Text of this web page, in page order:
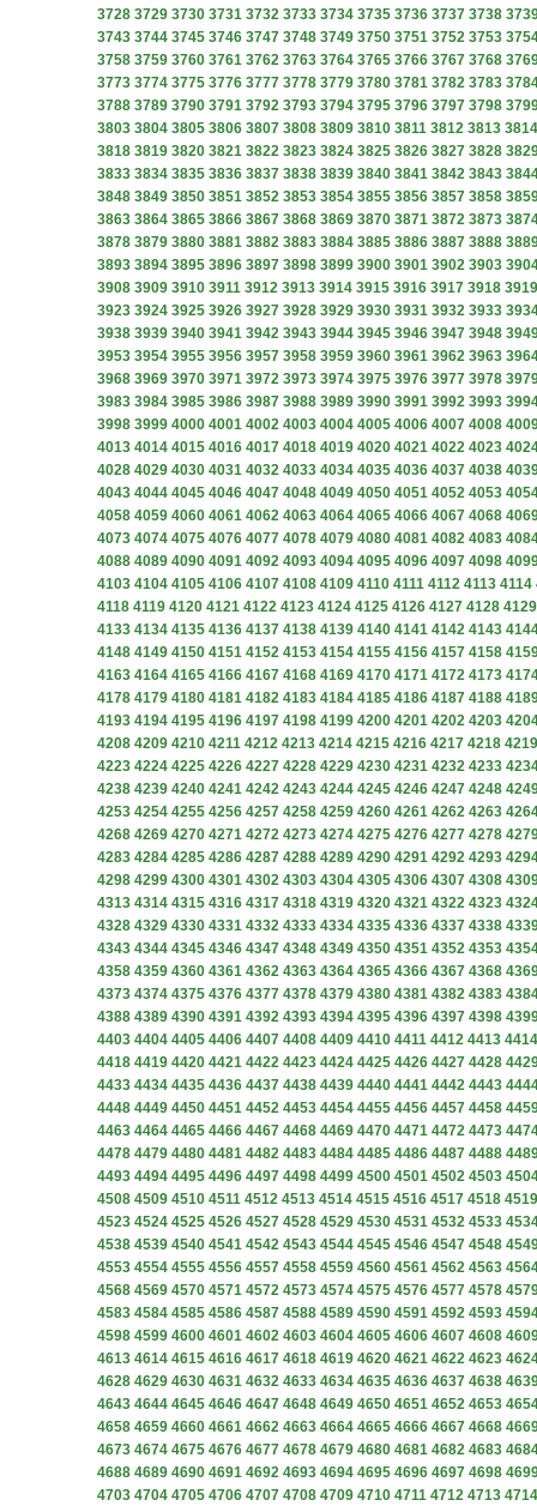
3728 3729 3730 3731 3732 3733 3734 3735 3736 3737 3738
3743 3744 3745 3746 3747 3748 3749 3750 3751 3752 3753
3758 3759 3760 3761 3762 3763 3764 3765 3766 3767 3768
3773 3774 3775 3776 3777 3778 3779 3780 3781 3782 3783
3788 3789 3790 3791 3792 3793 3794 3795 3796 3797 3798
3803 3804 3805 3806 3807 3808 3809 3810 3811 3812 3813 3814
3818 3819 3820 3821 3822 3823 3824 3825 3826 3827 3828
3833 3834 3835 3836 3837 3838 3839 3840 3841 3842 3843
3848 3849 3850 3851 3852 3853 3854 3855 3856 3857 3858
3863 3864 3865 3866 3867 3868 3869 3870 3871 3872 3873
3878 3879 3880 3881 3882 3883 3884 3885 3886 3887 3888
3893 3894 3895 3896 3897 3898 3899 3900 3901 3902 3903
3908 3909 3910 3911 3912 3913 3914 3915 3916 3917 3918 3919
3923 3924 3925 3926 3927 3928 3929 3930 3931 3932 3933
3938 3939 3940 3941 3942 3943 3944 3945 3946 3947 3948
3953 3954 3955 3956 3957 3958 3959 3960 3961 3962 3963
3968 3969 3970 3971 3972 3973 3974 3975 3976 3977 3978
3983 3984 3985 3986 3987 3988 3989 3990 3991 3992 3993
3998 3999 4000 4001 4002 4003 4004 4005 4006 4007 4008
4013 4014 4015 4016 4017 4018 4019 4020 4021 4022 4023
4028 4029 4030 4031 4032 4033 4034 4035 4036 4037 4038
4043 4044 4045 4046 4047 4048 4049 4050 4051 4052 4053
4058 4059 4060 4061 4062 4063 4064 4065 4066 4067 4068
4073 4074 4075 4076 4077 4078 4079 4080 4081 4082 4083
4088 4089 4090 4091 4092 4093 4094 4095 4096 4097 4098
4103 4104 4105 4106 4107 4108 4109 4110 4111 4112 4113 4114
4118 4119 4120 4121 4122 4123 4124 4125 4126 4127 4128 4129
4133 4134 4135 4136 4137 4138 4139 4140 4141 4142 4143
4148 4149 4150 4151 4152 4153 4154 4155 4156 4157 4158
4163 4164 4165 4166 4167 4168 4169 4170 4171 4172 4173
4178 4179 4180 4181 4182 4183 4184 4185 4186 4187 4188
4193 4194 4195 4196 4197 4198 4199 4200 4201 4202 4203
4208 4209 4210 4211 4212 4213 4214 4215 4216 4217 4218 4219
4223 4224 4225 4226 4227 4228 4229 4230 4231 4232 4233
4238 4239 4240 4241 4242 4243 4244 4245 4246 4247 4248
4253 4254 4255 4256 4257 4258 4259 4260 4261 4262 4263
4268 4269 4270 4271 4272 4273 4274 4275 4276 4277 4278
4283 4284 4285 4286 4287 4288 4289 4290 4291 4292 4293
4298 4299 4300 4301 4302 4303 4304 4305 4306 4307 4308
4313 4314 4315 4316 4317 4318 4319 4320 4321 4322 4323
4328 4329 4330 4331 4332 4333 4334 4335 4336 4337 4338
4343 4344 4345 4346 4347 4348 4349 4350 4351 4352 4353
4358 4359 4360 4361 4362 4363 4364 4365 4366 4367 4368
4373 4374 4375 4376 4377 4378 4379 4380 4381 4382 4383
4388 4389 4390 4391 4392 4393 4394 4395 4396 4397 4398
4403 4404 4405 4406 4407 4408 4409 4410 4411 4412 4413 4414
4418 4419 4420 4421 4422 4423 4424 4425 4426 4427 4428
4433 4434 4435 4436 4437 4438 4439 4440 4441 4442 4443
4448 4449 4450 4451 4452 4453 4454 4455 4456 4457 4458
4463 4464 4465 4466 4467 4468 4469 4470 4471 4472 4473
4478 4479 4480 4481 4482 4483 4484 4485 4486 4487 4488
4493 4494 4495 4496 4497 4498 4499 4500 4501 4502 4503
4508 4509 4510 4511 4512 4513 4514 4515 4516 4517 4518 4519
4523 4524 4525 4526 4527 4528 4529 4530 4531 4532 4533
4538 4539 4540 4541 4542 4543 4544 4545 4546 4547 4548
4553 4554 4555 4556 4557 4558 4559 4560 4561 4562 4563
4568 4569 4570 4571 4572 4573 4574 4575 4576 4577 4578
4583 4584 4585 4586 4587 4588 4589 4590 4591 4592 4593
4598 4599 4600 4601 4602 4603 4604 4605 4606 4607 4608
4613 4614 4615 4616 4617 4618 4619 4620 4621 4622 4623
4628 4629 4630 4631 4632 4633 4634 4635 4636 4637 4638
4643 4644 4645 4646 4647 4648 4649 4650 4651 4652 4653
4658 4659 4660 4661 4662 4663 4664 4665 4666 4667 4668
4673 4674 4675 4676 4677 4678 4679 4680 4681 4682 4683
4688 4689 4690 4691 4692 4693 4694 4695 4696 4697 4698
4703 4704 4705 4706 4707 4708 4709 4710 4711 4712 4713 4714